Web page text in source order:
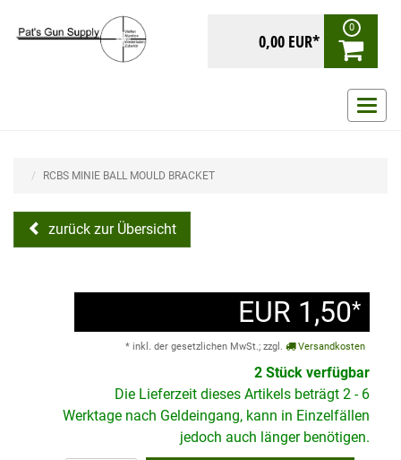
0,00 EUR*
0
ein-/
RCBS MINIE BALL MOULD BRACKET
zurück zur Übersicht
EUR 1,50*
* inkl. der gesetzlichen MwSt.; zzgl. Versandkosten
2 Stück verfügbar
Die Lieferzeit dieses Artikels beträgt 2 - 6
Werktage nach Geldeingang, kann in Einzelfällen
jedoch auch länger benötigen.